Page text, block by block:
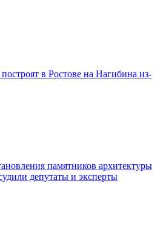
в Ростове на Нагибина из-
памятников архитектуры
депутаты и эксперты